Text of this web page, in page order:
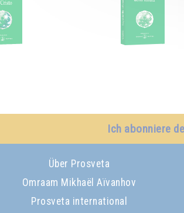
Ich abonniere
Über Prosveta
Omraam Mikhaël Aïvanhov
Prosveta international